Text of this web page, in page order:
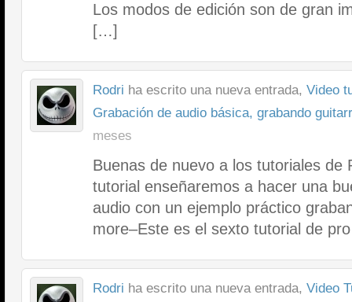
Los modos de edición son de gran
[…]
Rodri ha escrito una nueva entrada, Video
Grabación de audio básica, grabando
meses
Buenas de nuevo a los tutoriales de
tutorial enseñaremos a hacer una
audio con un ejemplo práctico
more–Este es el sexto tutorial de
Rodri ha escrito una nueva entrada, Video